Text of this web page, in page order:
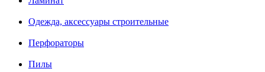
Одежда, аксессуары строительные
Перфораторы
Пилы